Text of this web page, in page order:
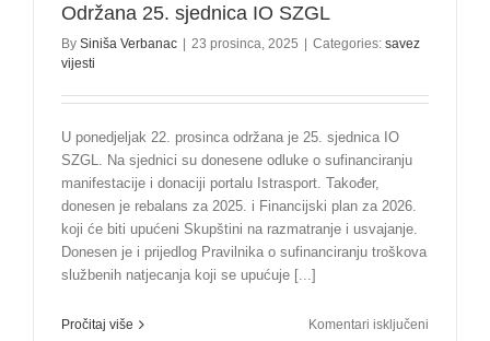
Održana 25. sjednica IO SZGL
By Siniša Verbanac | 23 prosinca, 2025 | Categories: savez
vijesti
U ponedjeljak 22. prosinca održana je 25. sjednica IO
SZGL. Na sjednici su donesene odluke o sufinanciranju
manifestacije i donaciji portalu Istrasport. Također,
donesen je rebalans za 2025. i Financijski plan za 2026.
koji će biti upućeni Skupštini na razmatranje i usvajanje.
Donesen je i prijedlog Pravilnika o sufinanciranju troškova
službenih natjecanja koji se upućuje [...]
Pročitaj više Komentari isključeni